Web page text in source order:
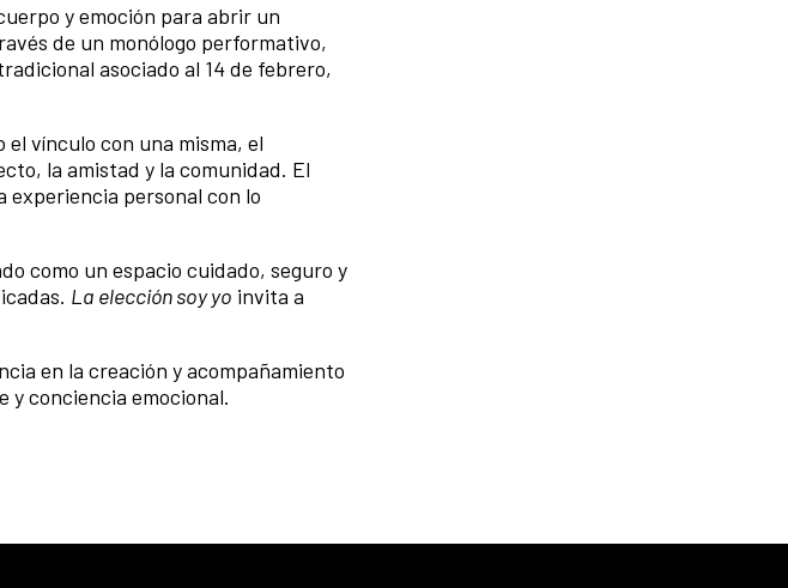
y emoción para abrir un
de un monólogo performativo,
asociado al 14 de febrero,
el vínculo con una misma, el
la amistad y la comunidad. El
personal con lo
como un espacio cuidado, seguro y
La elección soy yo invita a
en la creación y acompañamiento
y conciencia emocional.